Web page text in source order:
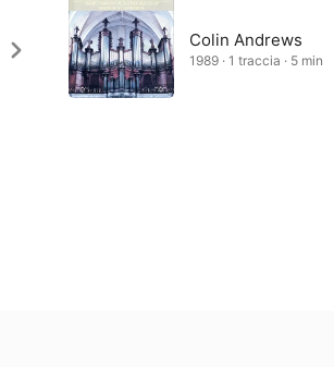
Colin Andrews
1989 · 1 traccia · 5 min